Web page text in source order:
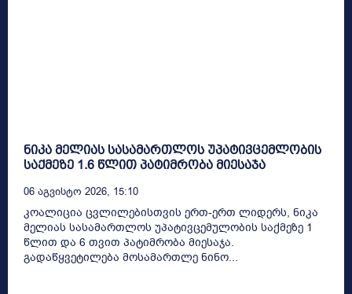
ნიკა მელიას სასამართლოს უპატივცემლობის
საქმეზე 1.6 წლით პატიმრობა მიესაჯა
06 Აგვისტო 2026, 15:10
კოალიცია ცვლილებისთვის ერთ-ერთ ლიდერს, ნიკა
მელიას სასამართლოს უპატივცემულობის საქმეზე 1
წლით და 6 თვით პატიმრობა მიესაჯა.
გადაწყვეტილება მოსამართლე ნინო...